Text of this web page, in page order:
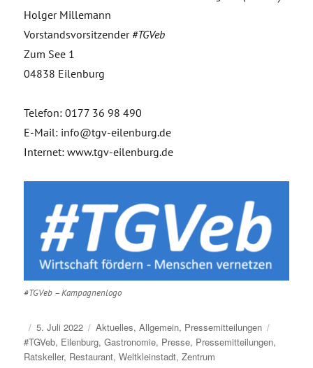
Holger Millemann
Vorstandsvorsitzender #TGVeb
Zum See 1
04838 Eilenburg
Telefon: 0177 36 98 490
E-Mail: info@tgv-eilenburg.de
Internet: www.tgv-eilenburg.de
#TGVeb – Kampagnenlogo
Veröffentlicht
am
5. Juli 2022 Kategorien
Aktuelles,Allgemein, Pressemitteilungen
#TGVeb, Eilenburg,Gastronomie, Presse, Pressemitteilungen,
Ratskeller, Restaurant,Weltkleinstadt,Zentrum